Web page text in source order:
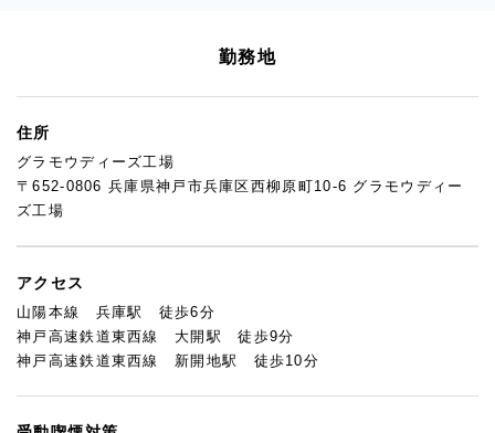
勤務地
住所
グラモウディーズ工場
〒652-0806 兵庫県神戸市兵庫区西柳原町10-6 グラモウディー
ズ工場
アクセス
山陽本線 兵庫駅 徒歩6分
神戸高速鉄道東西線 大開駅 徒歩9分
神戸高速鉄道東西線 新開地駅 徒歩10分